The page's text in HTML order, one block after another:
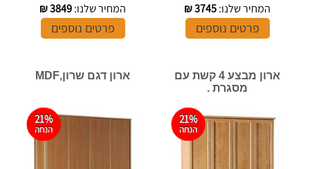
המחיר שלנו:3745
₪
פרטים נוספים
המחיר שלנו:3849
₪
פרטים נוספים
ארון מבצע 4 קשת עם
מסגרת .
21%
הנחה
ארון דגם שרון,MDF
21%
הנחה